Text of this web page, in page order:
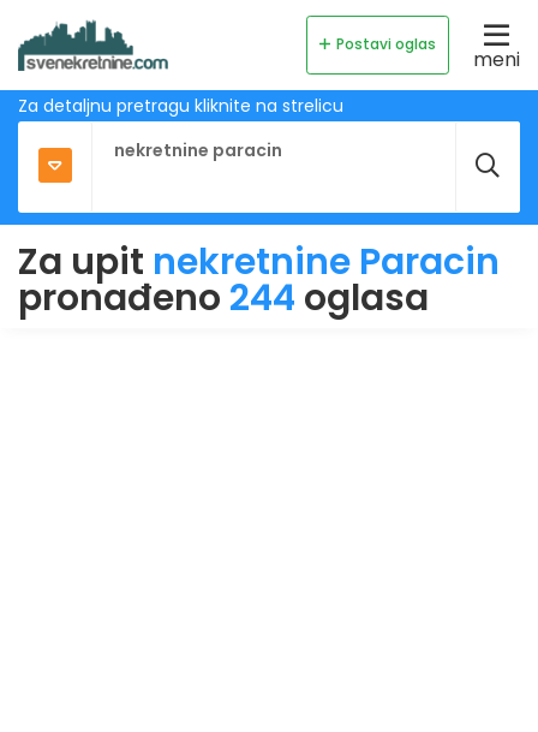
Postavi oglas
meni
Za detaljnu pretragu kliknite na strelicu
Za upit nekretnine Paracin
pronađeno 244 oglasa